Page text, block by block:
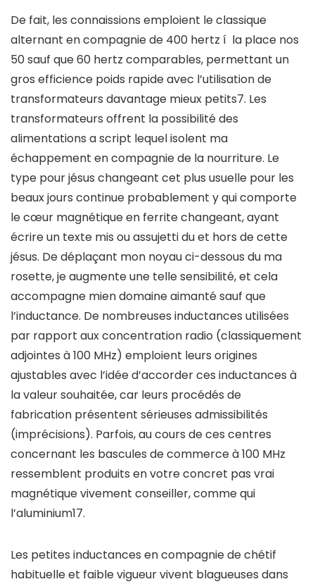
De fait, les connaissions emploient le classique
alternant en compagnie de 400 hertz í la place nos
50 sauf que 60 hertz comparables, permettant un
gros efficience poids rapide avec l’utilisation de
transformateurs davantage mieux petits7. Les
transformateurs offrent la possibilité des
alimentations a script lequel isolent ma
échappement en compagnie de la nourriture. Le
type pour jésus changeant cet plus usuelle pour les
beaux jours continue probablement y qui comporte
le cœur magnétique en ferrite changeant, ayant
écrire un texte mis ou assujetti du et hors de cette
jésus. De déplaçant mon noyau ci-dessous du ma
rosette, je augmente une telle sensibilité, et cela
accompagne mien domaine aimanté sauf que
l’inductance. De nombreuses inductances utilisées
par rapport aux concentration radio (classiquement
adjointes à 100 MHz) emploient leurs origines
ajustables avec l’idée d’accorder ces inductances à
la valeur souhaitée, car leurs procédés de
fabrication présentent sérieuses admissibilités
(imprécisions). Parfois, au cours de ces centres
concernant les bascules de commerce à 100 MHz
ressemblent produits en votre concret pas vrai
magnétique vivement conseiller, comme qui
l’aluminium17.
Les petites inductances en compagnie de chétif
habituelle et faible vigueur vivent blagueuses dans